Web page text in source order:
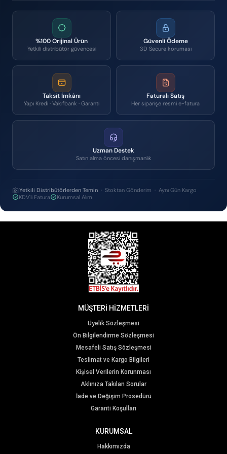
%100 Orijinal Ürün
Yetkili distribütör güvencesi
Güvenli Ödeme
3D Secure koruması
Taksit İmkânı
Yapı Kredi · Vakıfbank · Garanti
Faturalı Satış
Her siparişe resmi e-fatura
Uzman Destek
Satın alma öncesi danışmanlık
Yetkili Distribütörlerden Temin · Stoktan Gönderim · Aynı Gün Kargo
KDV'li Fatura
Kurumsal Alım
MÜŞTERİ HİZMETLERİ
Üyelik Sözleşmesi
Ön Bilgilendirme Sözleşmesi
Mesafeli Satış Sözleşmesi
Teslimat ve Kargo Bilgileri
Kişisel Verilerin Korunması
Aklınıza Takılan Sorular
İade ve Değişim Prosedürü
Garanti Koşulları
KURUMSAL
Hakkımızda